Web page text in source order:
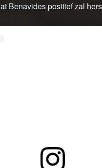
Benavides positief zal